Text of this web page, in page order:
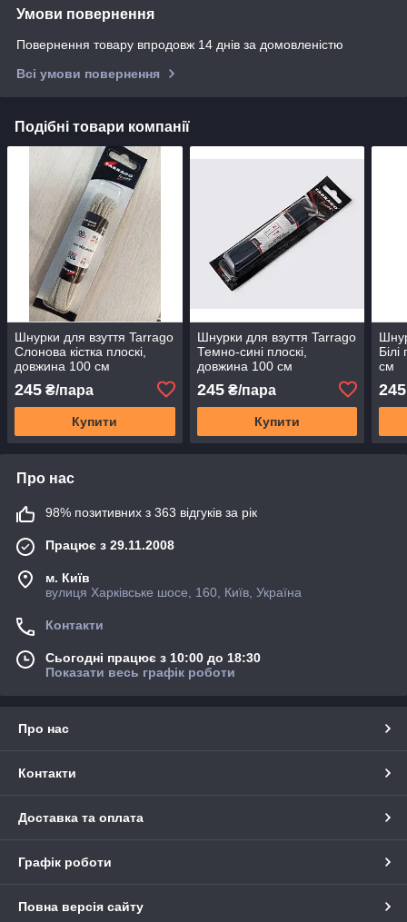
Умови повернення
Повернення товару впродовж 14 днів за домовленістю
Всі умови повернення
Подібні товари компанії
Шнурки для взуття Tarrago
Слонова кістка плоскі,
довжина 100 см
245 ₴/пара
Купити
Шнурки для взуття Tarrago
Темно-сині плоскі,
довжина 100 см
245₴/пара
Купити
см
245
Про нас
98% позитивних з 363 відгуків за рік
Працює з 29.11.2008
м. Київ
вулиця Харківське шосе, 160, Київ, Україна
Контакти
Сьогодні працює з 10:00 до 18:30
Показати весь графік роботи
Про нас
Контакти
Доставка та оплата
Графік роботи
Повна версія сайту